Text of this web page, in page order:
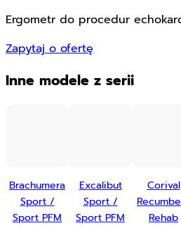
Ergometr do procedur
Zapytaj o ofertę
Inne modele z serii
Brachumera
Sport /
Sport PFM
Excalibut
Sport /
Sport PFM
Corival
Rehab